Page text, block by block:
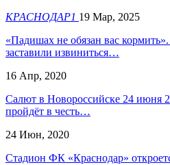
КРАСНОДАР1 19 Мар, 2025
«Падишах не обязан вас
заставили извиниться…
16 Апр, 2020
Салют в Новороссийске 24 июня
пройдёт в честь…
24 Июн, 2020
Стадион ФК «Краснодар»